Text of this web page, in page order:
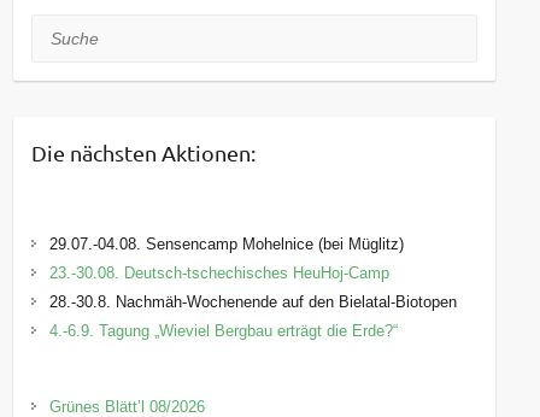
Suche
Die nächsten Aktionen:
29.07.-04.08. Sensencamp Mohelnice (bei Müglitz)
23.-30.08. Deutsch-tschechisches HeuHoj-Camp
28.-30.8. Nachmäh-Wochenende auf den Bielatal-Biotopen
4.-6.9. Tagung „Wieviel Bergbau erträgt die Erde?“
Grünes Blätt’l 08/2026